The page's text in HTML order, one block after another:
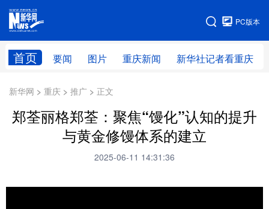
PC版本
首页 要闻 图片 重庆新闻 新华社记者看重庆
网站地图
新华网 > 重庆 > 推广 > 正文
郑荃丽格郑荃：聚焦“馒化”认知的提升
与黄金修馒体系的建立
2025-06-11 14:31:36